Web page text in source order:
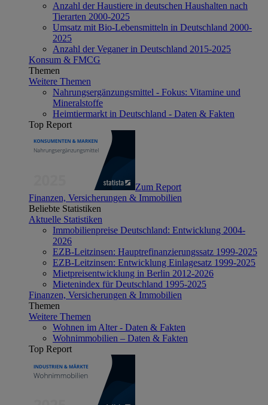
Anzahl der Haustiere in deutschen Haushalten nach
Tierarten 2000-2025
Umsatz mit Bio-Lebensmitteln in Deutschland 2000-
2025
Anzahl der Veganer in Deutschland 2015-2025
Konsum & FMCG
Themen
Weitere Themen
Nahrungsergänzungsmittel - Fokus: Vitamine und
Mineralstoffe
Heimtiermarkt in Deutschland - Daten & Fakten
Top Report
Zum Report
Finanzen, Versicherungen & Immobilien
Beliebte Statistiken
Aktuelle Statistiken
Immobilienpreise Deutschland: Entwicklung 2004-
2026
EZB-Leitzinsen: Hauptrefinanzierungssatz 1999-2025
EZB-Leitzinsen: Entwicklung Einlagesatz 1999-2025
Mietpreisentwicklung in Berlin 2012-2026
Mietenindex für Deutschland 1995-2025
Finanzen, Versicherungen & Immobilien
Themen
Weitere Themen
Wohnen im Alter - Daten & Fakten
Wohnimmobilien – Daten & Fakten
Top Report